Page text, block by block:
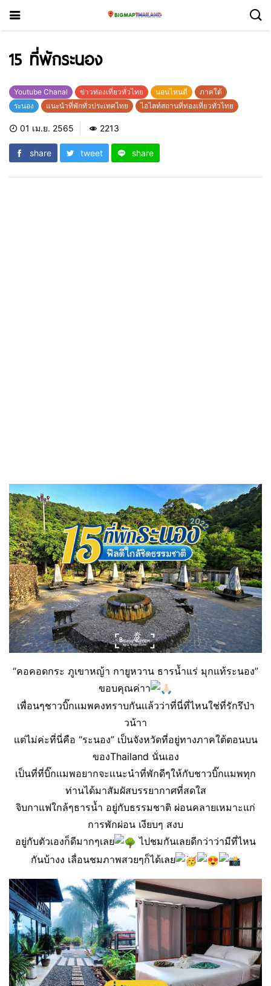
15 ที่พักระนอง
Youtube Chanal ข่าวท่องเที่ยวทั่วไทย นอนไหนดี
ภาคใต้
ระนอง
แนะนำที่พักทั่วประเทศไทย ไฮไลท์สถานที่ท่องเที่ยวทั่วไทย
01 เม.ย. 2565 2213
share tweet share
“คอคอดกระ ภูเขาหญ้า กายูหวาน ธารน้ำแร่ มุกแท้ระนอง”
ขอบคุณค่าา
เพื่อนๆชาวบิ๊กเเมพคงทราบกันเเล้วว่าที่นี่ที่ไหนใช่ที่รักรึป่า
วน้าา
เเต่ไม่ค่ะที่นี่คือ “ระนอง” เป็นจังหวัดที่อยู่ทางภาคใต้ตอนบน
ของThailand นั่นเอง
เป็นที่ที่บิ๊กเเมพอยากจะเเนะนำที่พักดีๆให้กับชาวบิ๊กเเมพทุก
ท่านได้มาสัมผัสบรรยากาศที่สดใส
จิบกาแฟใกล้ๆธารน้ำ อยู่กับธรรมชาติ ผ่อนคลายเหมาะแก่
การพักผ่อน เงียบๆ สงบ
อยู่กับตัวเองก็ดีมากๆเลย
ไปชมกันเลยดีกว่าว่ามีที่ไหน
กันบ้างง เลื่อนชมภาพสวยๆก็ได้เลย